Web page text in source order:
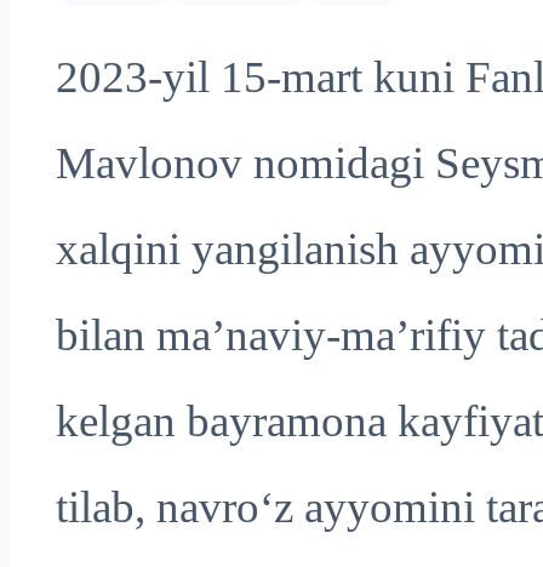
2023-yil 15-mart kuni
Mavlonov nomidagi
xalqini yangilanish
bilan maʼnaviy-maʼrifiy
kelgan bayramona
tilab, navro‘z ayyomini